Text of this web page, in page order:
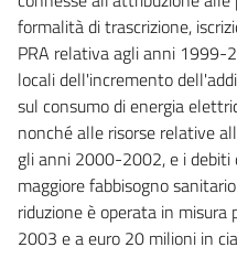
Tabella 1
Allegato 2
Allegato 2
Prospetto di
Prospetto di
Tabelle
Tabella A
formalità di trascrizione,
PRA relativa agli anni 1999-
locali dell'incremento
sul consumo di energia
nonché alle risorse relative
gli anni 2000-2002, e i
maggiore fabbisogno
riduzione è operata in
2003 e a euro 20 milioni in